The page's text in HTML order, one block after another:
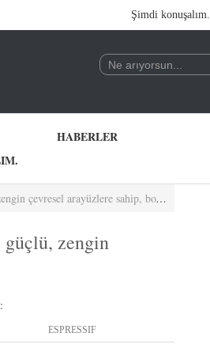
Şimdi konuşalım.
HABERLER
sahip, boyut olarak optimize edilmiştir.
zengin
ESPRESSIF